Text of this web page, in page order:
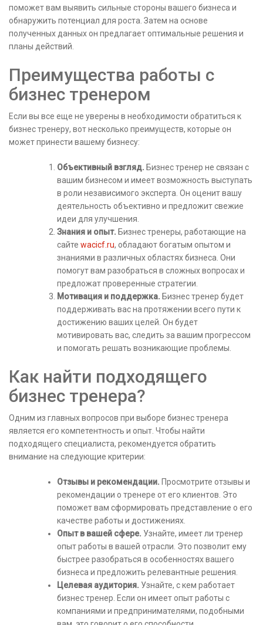
поможет вам выявить сильные стороны вашего бизнеса и
обнаружить потенциал для роста. Затем на основе
полученных данных он предлагает оптимальные решения и
планы действий.
Преимущества работы с
бизнес тренером
Если вы все еще не уверены в необходимости обратиться к
бизнес тренеру, вот несколько преимуществ, которые он
может принести вашему бизнесу:
Объективный взгляд. Бизнес тренер не связан с
вашим бизнесом и имеет возможность выступать
в роли независимого эксперта. Он оценит вашу
деятельность объективно и предложит свежие
идеи для улучшения.
Знания и опыт. Бизнес тренеры, работающие на
сайте wacicf.ru, обладают богатым опытом и
знаниями в различных областях бизнеса. Они
помогут вам разобраться в сложных вопросах и
предложат проверенные стратегии.
Мотивация и поддержка. Бизнес тренер будет
поддерживать вас на протяжении всего пути к
достижению ваших целей. Он будет
мотивировать вас, следить за вашим прогрессом
и помогать решать возникающие проблемы.
Как найти подходящего
бизнес тренера?
Одним из главных вопросов при выборе бизнес тренера
является его компетентность и опыт. Чтобы найти
подходящего специалиста, рекомендуется обратить
внимание на следующие критерии:
Отзывы и рекомендации. Просмотрите отзывы и
рекомендации о тренере от его клиентов. Это
поможет вам сформировать представление о его
качестве работы и достижениях.
Опыт в вашей сфере. Узнайте, имеет ли тренер
опыт работы в вашей отрасли. Это позволит ему
быстрее разобраться в особенностях вашего
бизнеса и предложить релевантные решения.
Целевая аудитория. Узнайте, с кем работает
бизнес тренер. Если он имеет опыт работы с
компаниями и предпринимателями, подобными